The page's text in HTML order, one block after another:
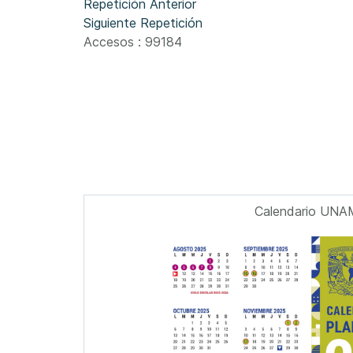
Repetición Anterior
Siguiente Repetición
Accesos : 99184
Calendario